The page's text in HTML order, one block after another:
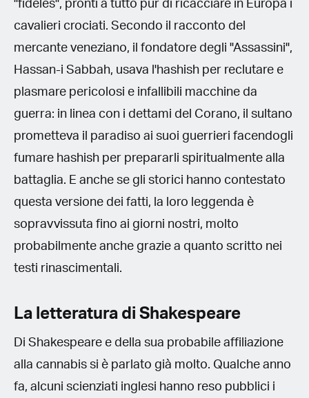
"fideles", pronti a tutto pur di ricacciare in Europa i
cavalieri crociati. Secondo il racconto del
mercante veneziano, il fondatore degli "Assassini",
Hassan-i Sabbah, usava l'hashish per reclutare e
plasmare pericolosi e infallibili macchine da
guerra: in linea con i dettami del Corano, il sultano
prometteva il paradiso ai suoi guerrieri facendogli
fumare hashish per prepararli spiritualmente alla
battaglia. E anche se gli storici hanno contestato
questa versione dei fatti, la loro leggenda è
sopravvissuta fino ai giorni nostri, molto
probabilmente anche grazie a quanto scritto nei
testi rinascimentali.
La letteratura di Shakespeare
Di Shakespeare e della sua probabile affiliazione
alla cannabis si è parlato già molto. Qualche anno
fa, alcuni scienziati inglesi hanno reso pubblici i